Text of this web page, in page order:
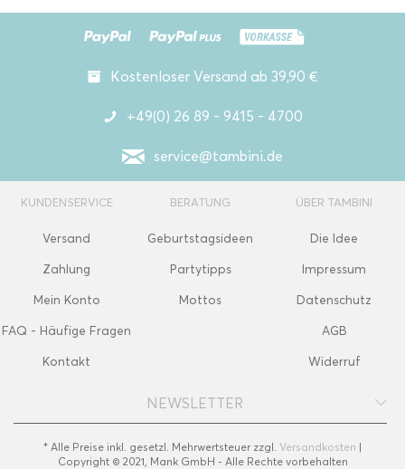
Kostenloser Versand ab 39,90 €
+49(0) 26 89 - 9415 - 4700
service@tambini.de
KUNDENSERVICE
Versand
Zahlung
Mein Konto
FAQ - Häufige Fragen
Kontakt
BERATUNG
Geburtstagsideen
Partytipps
Mottos
ÜBER TAMBINI
Die Idee
Impressum
Datenschutz
AGB
Widerruf
NEWSLETTER
* Alle Preise inkl. gesetzl. Mehrwertsteuer zzgl. Versandkosten |
Copyright © 2021, Mank GmbH - Alle Rechte vorbehalten